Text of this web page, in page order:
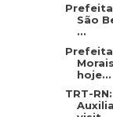
São
...
hoje...
TRT-